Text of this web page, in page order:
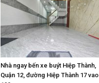
Nhà ngay bến xe buýt Hiệp Thành,
Quận 12, đường Hiệp Thành 17 vao